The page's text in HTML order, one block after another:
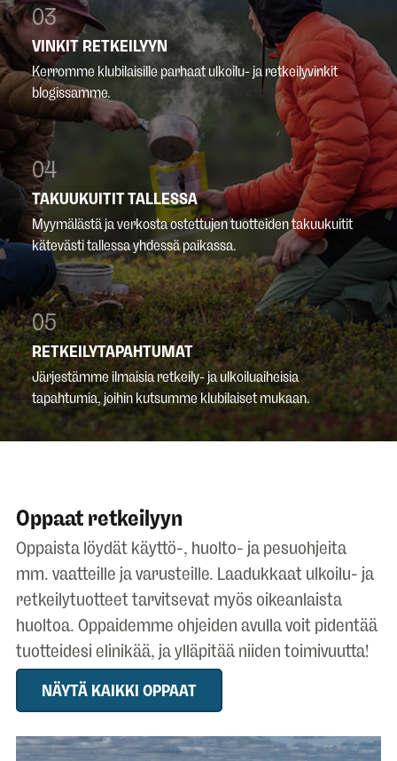
03
VINKIT RETKEILYYN
Kerromme klubilaisille parhaat ulkoilu- ja retkeilyvinkit
blogissamme.
04
TAKUUKUITIT TALLESSA
Myymälästä ja verkosta ostettujen tuotteiden takuukuitit
kätevästi tallessa yhdessä paikassa.
05
RETKEILYTAPAHTUMAT
Järjestämme ilmaisia retkeily- ja ulkoiluaiheisia
tapahtumia, joihin kutsumme klubilaiset mukaan.
Oppaat retkeilyyn
Oppaista löydät käyttö-, huolto- ja pesuohjeita
mm. vaatteille ja varusteille. Laadukkaat ulkoilu- ja
retkeilytuotteet tarvitsevat myös oikeanlaista
huoltoa. Oppaidemme ohjeiden avulla voit pidentää
tuotteidesi elinikää, ja ylläpitää niiden toimivuutta!
NÄYTÄ KAIKKI OPPAAT